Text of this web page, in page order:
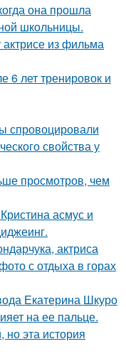
она прошла
школьницы.
актрисе из фильма
6 лет тренировок и
спровоцировали
свойства у
просмотров, чем
асмус и
актриса
с отдыха в горах
Екатерина Шкуро
на ее пальце.
эта история